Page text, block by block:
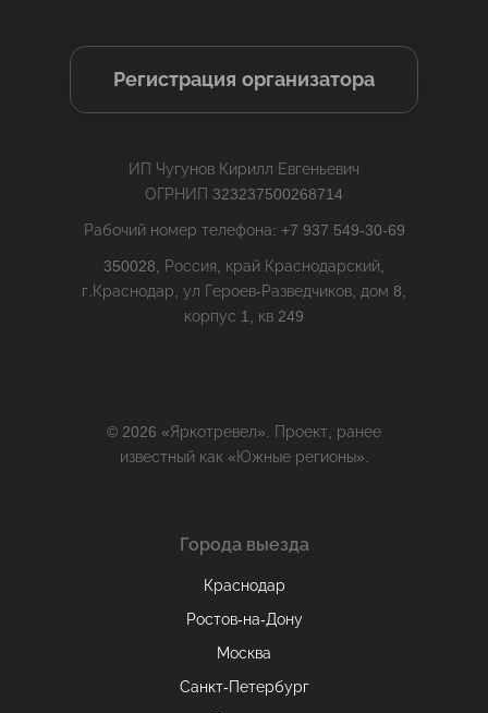
Регистрация организатора
ИП Чугунов Кирилл Евгеньевич
ОГРНИП 323237500268714
Рабочий номер телефона: +7 937 549-30-69
350028, Россия, край Краснодарский,
г.Краснодар, ул Героев-Разведчиков, дом 8,
корпус 1, кв 249
© 2026 «Яркотревел». Проект, ранее
известный как «Южные регионы».
Города выезда
Краснодар
Ростов-на-Дону
Москва
Санкт-Петербург